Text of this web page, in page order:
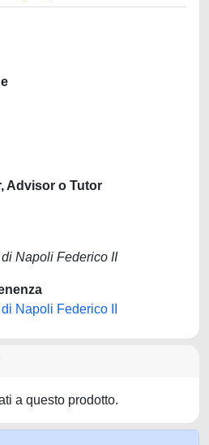
Advisor o Tutor
Napoli Federico II
Napoli Federico II
a questo prodotto.